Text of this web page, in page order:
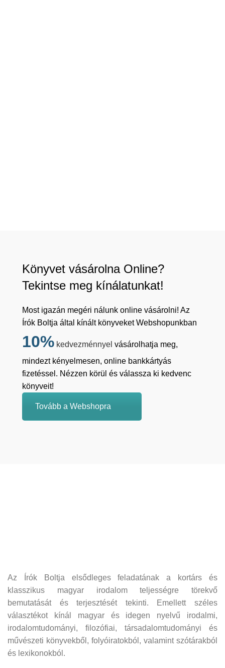
Könyvet vásárolna Online?
Tekintse meg kínálatunkat!
Most igazán megéri nálunk online vásárolni! Az
Írók Boltja által kínált könyveket Webshopunkban
10% kedvezménnyel vásárolhatja meg,
mindezt kényelmesen, online bankkártyás
fizetéssel. Nézzen körül és válassza ki kedvenc
könyveit!
Tovább a Webshopra
Az Írók Boltja elsődleges feladatának a kortárs és
klasszikus magyar irodalom teljességre törekvő
bemutatását és terjesztését tekinti. Emellett széles
választékot kínál magyar és idegen nyelvű irodalmi,
irodalomtudományi, filozófiai, társadalomtudományi és
művészeti könyvekből, folyóiratokból, valamint szótárakból
és lexikonokból.